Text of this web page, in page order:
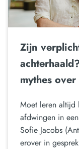
Zijn
mythes
Moet leren altijd
afdwingen in
Sofie Jacobs
erover in